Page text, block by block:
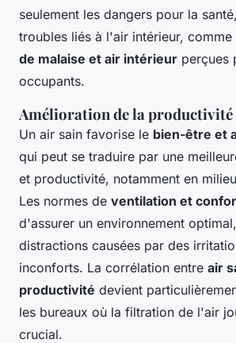
seulement les dangers pour la
troubles liés à l'air intérieur, comme
de malaise et air intérieur perçues
occupants.
Amélioration de la productivité
Un air sain favorise le bien-être et
qui peut se traduire par une
et productivité, notamment en
Les normes de ventilation et
d'assurer un environnement
distractions causées par des
inconforts. La corrélation entre air
productivité devient
les bureaux où la filtration de l'air
crucial.